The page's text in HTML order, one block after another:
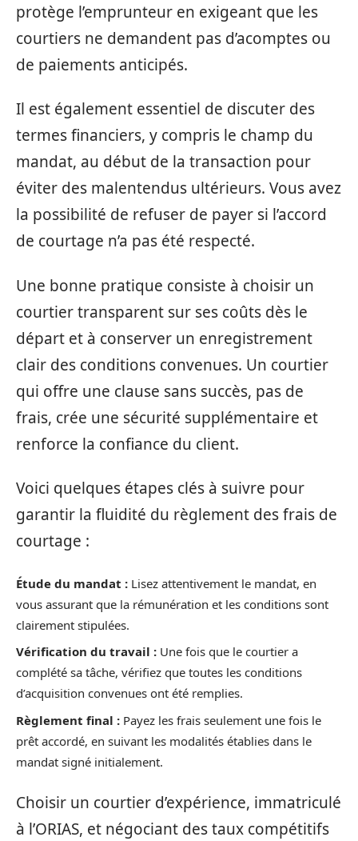
protège l’emprunteur en exigeant que les
courtiers ne demandent pas d’acomptes ou
de paiements anticipés.
Il est également essentiel de discuter des
termes financiers, y compris le champ du
mandat, au début de la transaction pour
éviter des malentendus ultérieurs. Vous avez
la possibilité de refuser de payer si l’accord
de courtage n’a pas été respecté.
Une bonne pratique consiste à choisir un
courtier transparent sur ses coûts dès le
départ et à conserver un enregistrement
clair des conditions convenues. Un courtier
qui offre une clause sans succès, pas de
frais, crée une sécurité supplémentaire et
renforce la confiance du client.
Voici quelques étapes clés à suivre pour
garantir la fluidité du règlement des frais de
courtage :
Étude du mandat : Lisez attentivement le mandat, en
vous assurant que la rémunération et les conditions sont
clairement stipulées.
Vérification du travail : Une fois que le courtier a
complété sa tâche, vérifiez que toutes les conditions
d’acquisition convenues ont été remplies.
Règlement final : Payez les frais seulement une fois le
prêt accordé, en suivant les modalités établies dans le
mandat signé initialement.
Choisir un courtier d’expérience, immatriculé
à l’ORIAS, et négociant des taux compétitifs